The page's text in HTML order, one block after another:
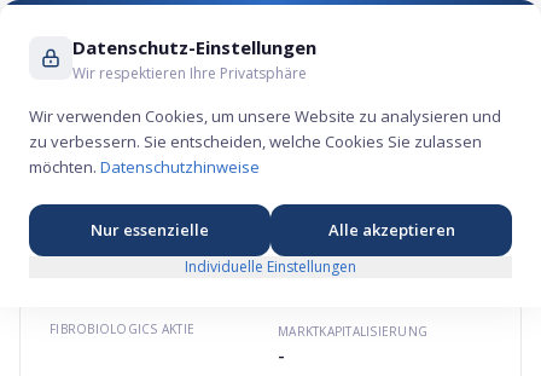
Suche ...
FibroBiologics Aktie – Gesundheits-
Börsengang 2024
Nordamerika ⚕️ fibrobiologics.com ★
FIBROBIOLOGICS AKTIE MARKTKAPITALISIERUNG
-
Datenschutz-Einstellungen
Wir respektieren Ihre Privatsphäre
Wir verwenden Cookies, um unsere Website zu analysieren und
zu verbessern. Sie entscheiden, welche Cookies Sie zulassen
möchten. Datenschutzhinweise
Nur essenzielle Alle akzeptieren
Individuelle Einstellungen